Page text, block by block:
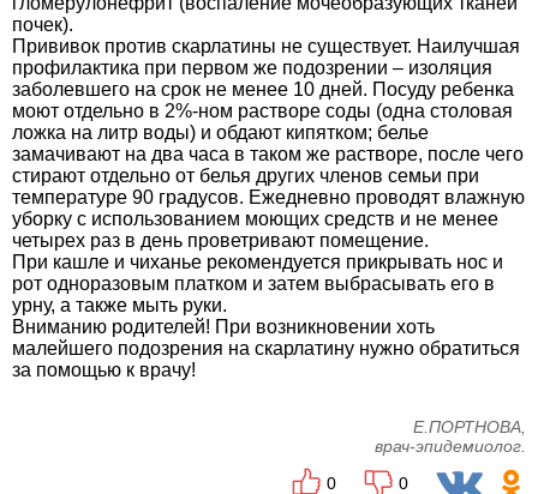
почек).
Прививок против скарлатины не существует. Наилучшая
профилактика при первом же подозрении – изоляция
заболевшего на срок не менее 10 дней. Посуду ребенка
моют отдельно в 2%-ном растворе соды (одна столовая
ложка на литр воды) и обдают кипятком; белье
замачивают на два часа в таком же растворе, после чего
стирают отдельно от белья других членов семьи при
температуре 90 градусов. Ежедневно проводят влажную
уборку с использованием моющих средств и не менее
четырех раз в день проветривают помещение.
При кашле и чиханье рекомендуется прикрывать нос и
рот одноразовым платком и затем выбрасывать его в
урну, а также мыть руки.
Вниманию родителей! При возникновении хоть
малейшего подозрения на скарлатину нужно обратиться
за помощью к врачу!
Е.ПОРТНОВА,
врач-эпидемиолог.
0
0